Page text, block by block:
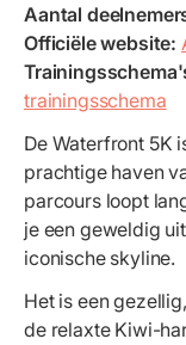
Aantal
Officiële website:
trainingsschema
De Waterfront 5K
prachtige haven
parcours loopt
je een geweldig
iconische skyline.
Het is een
de relaxte Kiwi-